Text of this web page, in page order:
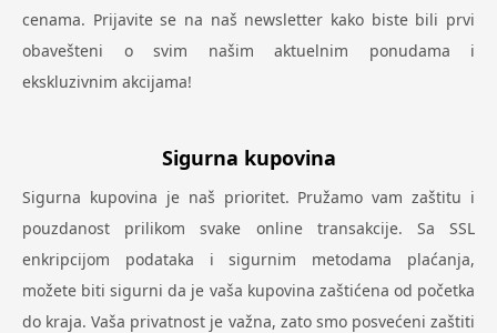
cenama. Prijavite se na naš newsletter kako biste bili prvi
obavešteni o svim našim aktuelnim ponudama i
ekskluzivnim akcijama!
Sigurna kupovina
Sigurna kupovina je naš prioritet. Pružamo vam zaštitu i
pouzdanost prilikom svake online transakcije. Sa SSL
enkripcijom podataka i sigurnim metodama plaćanja,
možete biti sigurni da je vaša kupovina zaštićena od početka
do kraja. Vaša privatnost je važna, zato smo posvećeni zaštiti